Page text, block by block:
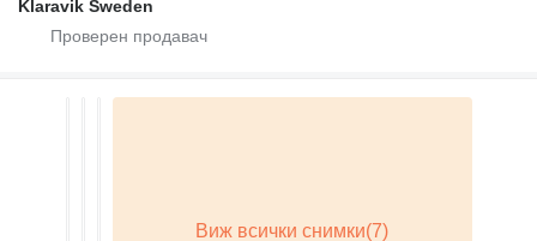
Klaravik Sweden